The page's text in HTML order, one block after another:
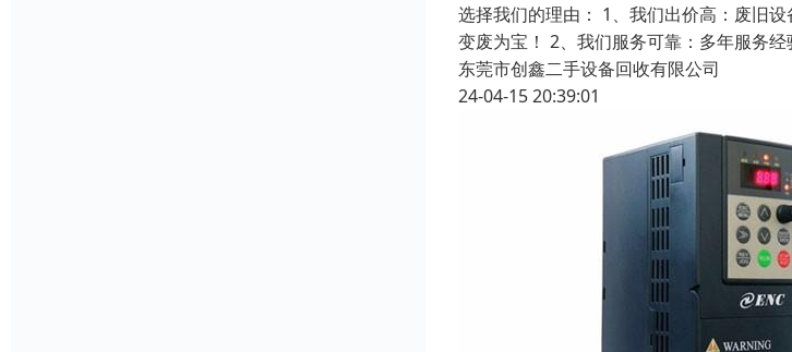
选择我们的理由： 1、我们出价高：废旧
变废为宝！ 2、我们服务可靠：多年服务
东莞市创鑫二手设备回收有限公司
24-04-15 20:39:01